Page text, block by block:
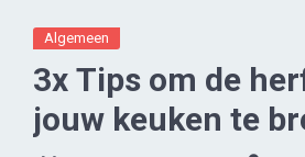
Algemeen
3x Tips om de
jouw keuken te